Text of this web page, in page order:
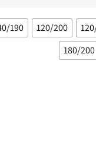
120/200
190
180/200